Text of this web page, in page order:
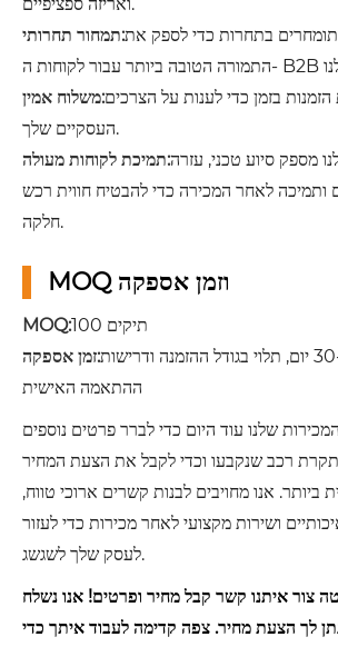
ואריזה ספציפיים.
תמחור תחרותי:בתחרות כדי לספק את
משלוח אמין:בזמן כדי לענות על הצרכים
העסקיים שלך.
תמיכת לקוחות מעולה:מספק סיוע טכני, עזרה
ותמיכה לאחר המכירה כדי להבטיח חווית רכש
חלקה.
MOQ וזמן אספקה
MOQ:
100 תיקים
זמן אספקה:בדרך כלל 30-45 יום, תלוי בגודל ההזמנה ודרישות
ההתאמה האישית
שלנו עוד היום כדי לברר פרטים נוספים
רכב שנקבעו וכדי לקבל את הצעת המחיר
ביותר. אנו מחויבים לבנות קשרים ארוכי טווח,
ושירות מקצועי לאחר מכירות כדי לעזור
לעסק שלך לשגשג.
צור איתנו קשר קבל מחיר ופרטים! אנו נשלח
לך הצעת מחיר. צפה קדימה לעבוד איתך כדי